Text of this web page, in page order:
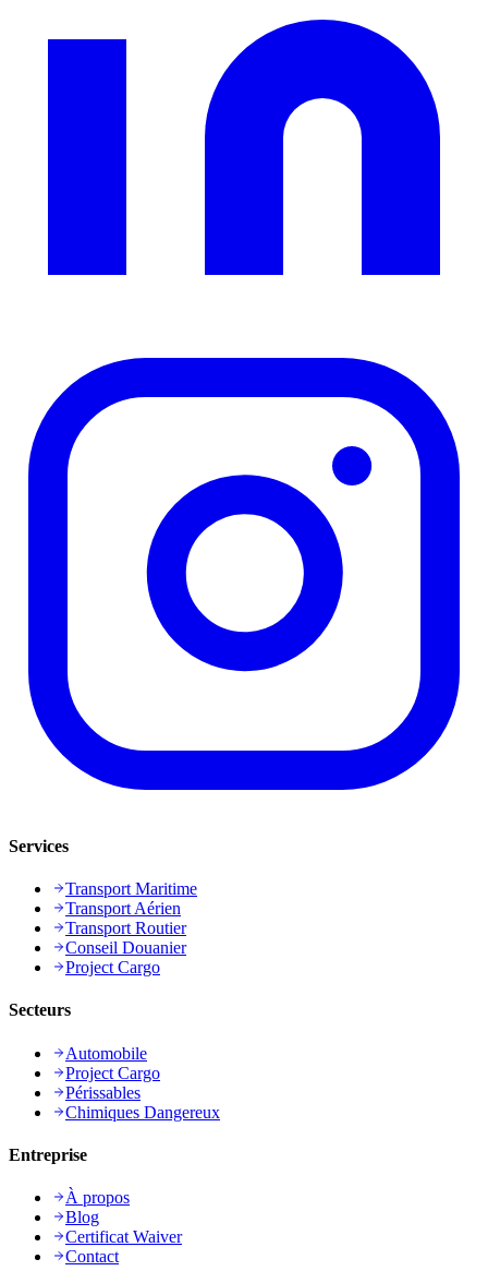
Services
Transport Maritime
Transport Aérien
Transport Routier
Conseil Douanier
Project Cargo
Secteurs
Automobile
Project Cargo
Périssables
Chimiques Dangereux
Entreprise
À propos
Blog
Certificat Waiver
Contact